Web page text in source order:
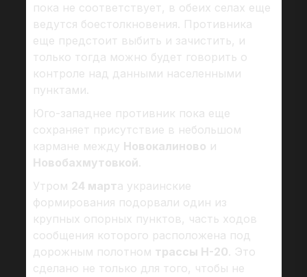
пока не соответствует, в обеих селах еще
ведутся боестолкновения. Противника
еще предстоит выбить и зачистить, и
только тогда можно будет говорить о
контроле над данными населенными
пунктами.
Юго-западнее противник пока еще
сохраняет присутствие в небольшом
кармане между Новокалиново и
Новобахмутовкой.
Утром 24 марта украинские
формирования подорвали один из
крупных опорных пунктов, часть ходов
сообщения которого расположена под
дорожным полотном трассы Н-20. Это
сделано не только для того, чтобы не